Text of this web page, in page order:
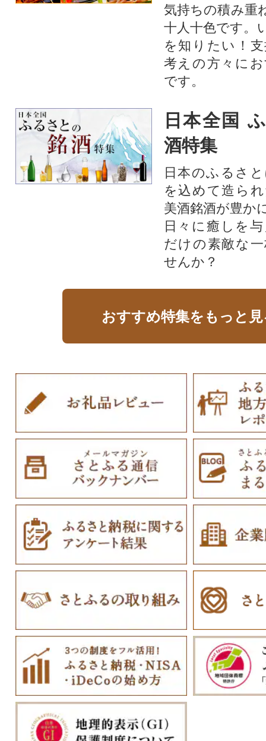
気持ちの積み重
十人十色です。
を知りたい！
考えの方々に
です。
日本全国
酒特集
日本のふるさ
を込めて造ら
美酒銘酒が豊か
日々に癒しを
だけの素敵な
せんか？
おすすめ特集をもっと